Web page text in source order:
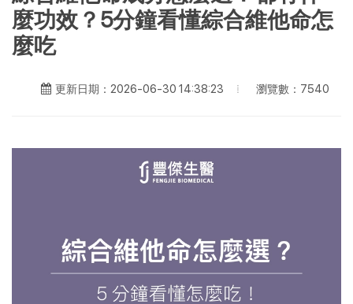
麼功效？5分鐘看懂綜合維他命怎
麼吃
更新日期：2026-06-30 14:38:23 瀏覽數：7540